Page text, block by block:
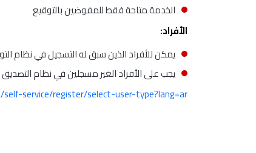
الخدمة متاحة فقط للمفوضين بالتوقيع
الأفراد:
يمكن للأفراد الذين سبق له التسجيل في نظام
يجب على الأفراد الغير مسجلين في نظام
service/register/select-user-type?lang=ar